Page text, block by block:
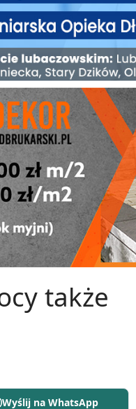
także
Wyślij na WhatsApp